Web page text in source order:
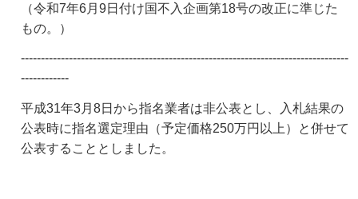
（令和7年6月9日付け国不入企画第18号の改正に準じた
もの。）
----------------------------------------------------------------------------------
------------
平成31年3月8日から指名業者は非公表とし、入札結果の
公表時に指名選定理由（予定価格250万円以上）と併せて
公表することとしました。